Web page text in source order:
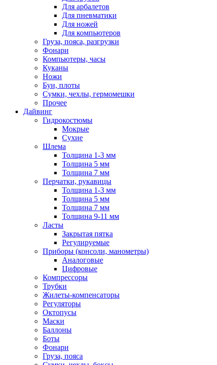
Для арбалетов
Для пневматики
Для ножей
Для компьютеров
Груза, пояса, разгрузки
Фонари
Компьютеры, часы
Куканы
Ножи
Буи, плоты
Сумки, чехлы, гермомешки
Прочее
Дайвинг
Гидрокостюмы
Мокрые
Сухие
Шлема
Толщина 1-3 мм
Толщина 5 мм
Толщина 7 мм
Перчатки, рукавицы
Толщина 1-3 мм
Толщина 5 мм
Толщина 7 мм
Толщина 9-11 мм
Ласты
Закрытая пятка
Регулируемые
Приборы (консоли, манометры)
Аналоговые
Цифровые
Компрессоры
Трубки
Жилеты-компенсаторы
Регуляторы
Октопусы
Маски
Баллоны
Боты
Фонари
Груза, пояса